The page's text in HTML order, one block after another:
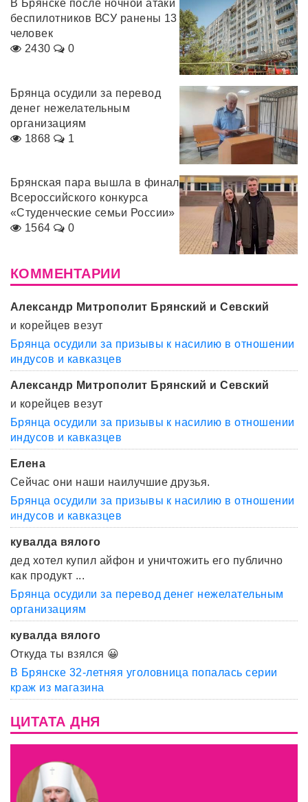
В Брянске после ночной атаки
беспилотников ВСУ ранены 13
человек
2430
0
Брянца осудили за перевод
денег нежелательным
организациям
1868
1
Брянская пара вышла в финал
Всероссийского конкурса
«Студенческие семьи России»
1564
0
КОММЕНТАРИИ
Александр Митрополит Брянский и Севский
и корейцев везут
Брянца осудили за призывы к насилию в отношении
индусов и кавказцев
Александр Митрополит Брянский и Севский
и корейцев везут
Брянца осудили за призывы к насилию в отношении
индусов и кавказцев
Елена
Сейчас они наши наилучшие друзья.
Брянца осудили за призывы к насилию в отношении
индусов и кавказцев
кувалда вялого
дед хотел купил айфон и уничтожить его публично
как продукт ...
Брянца осудили за перевод денег нежелательным
организациям
кувалда вялого
Откуда ты взялся 😀
В Брянске 32-летняя уголовница попалась серии
краж из магазина
ЦИТАТА ДНЯ